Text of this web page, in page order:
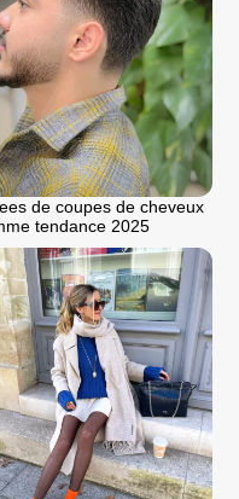
de coupes de cheveux
tendance 2025